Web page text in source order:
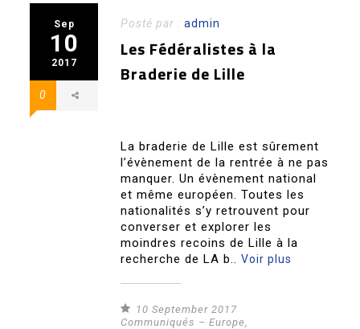
Sep
10
2017
0
Posté par :admin
Les Fédéralistes à la
Braderie de Lille
La braderie de Lille est sûrement
l’évènement de la rentrée à ne pas
manquer. Un évènement national
et même européen. Toutes les
nationalités s’y retrouvent pour
converser et explorer les
moindres recoins de Lille à la
recherche de LA b..Voir plus
10 September 2017
Communiqués – Europe,